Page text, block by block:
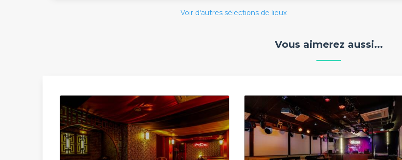
Voir d'autres sélections de lieux
Vous aimerez aussi...